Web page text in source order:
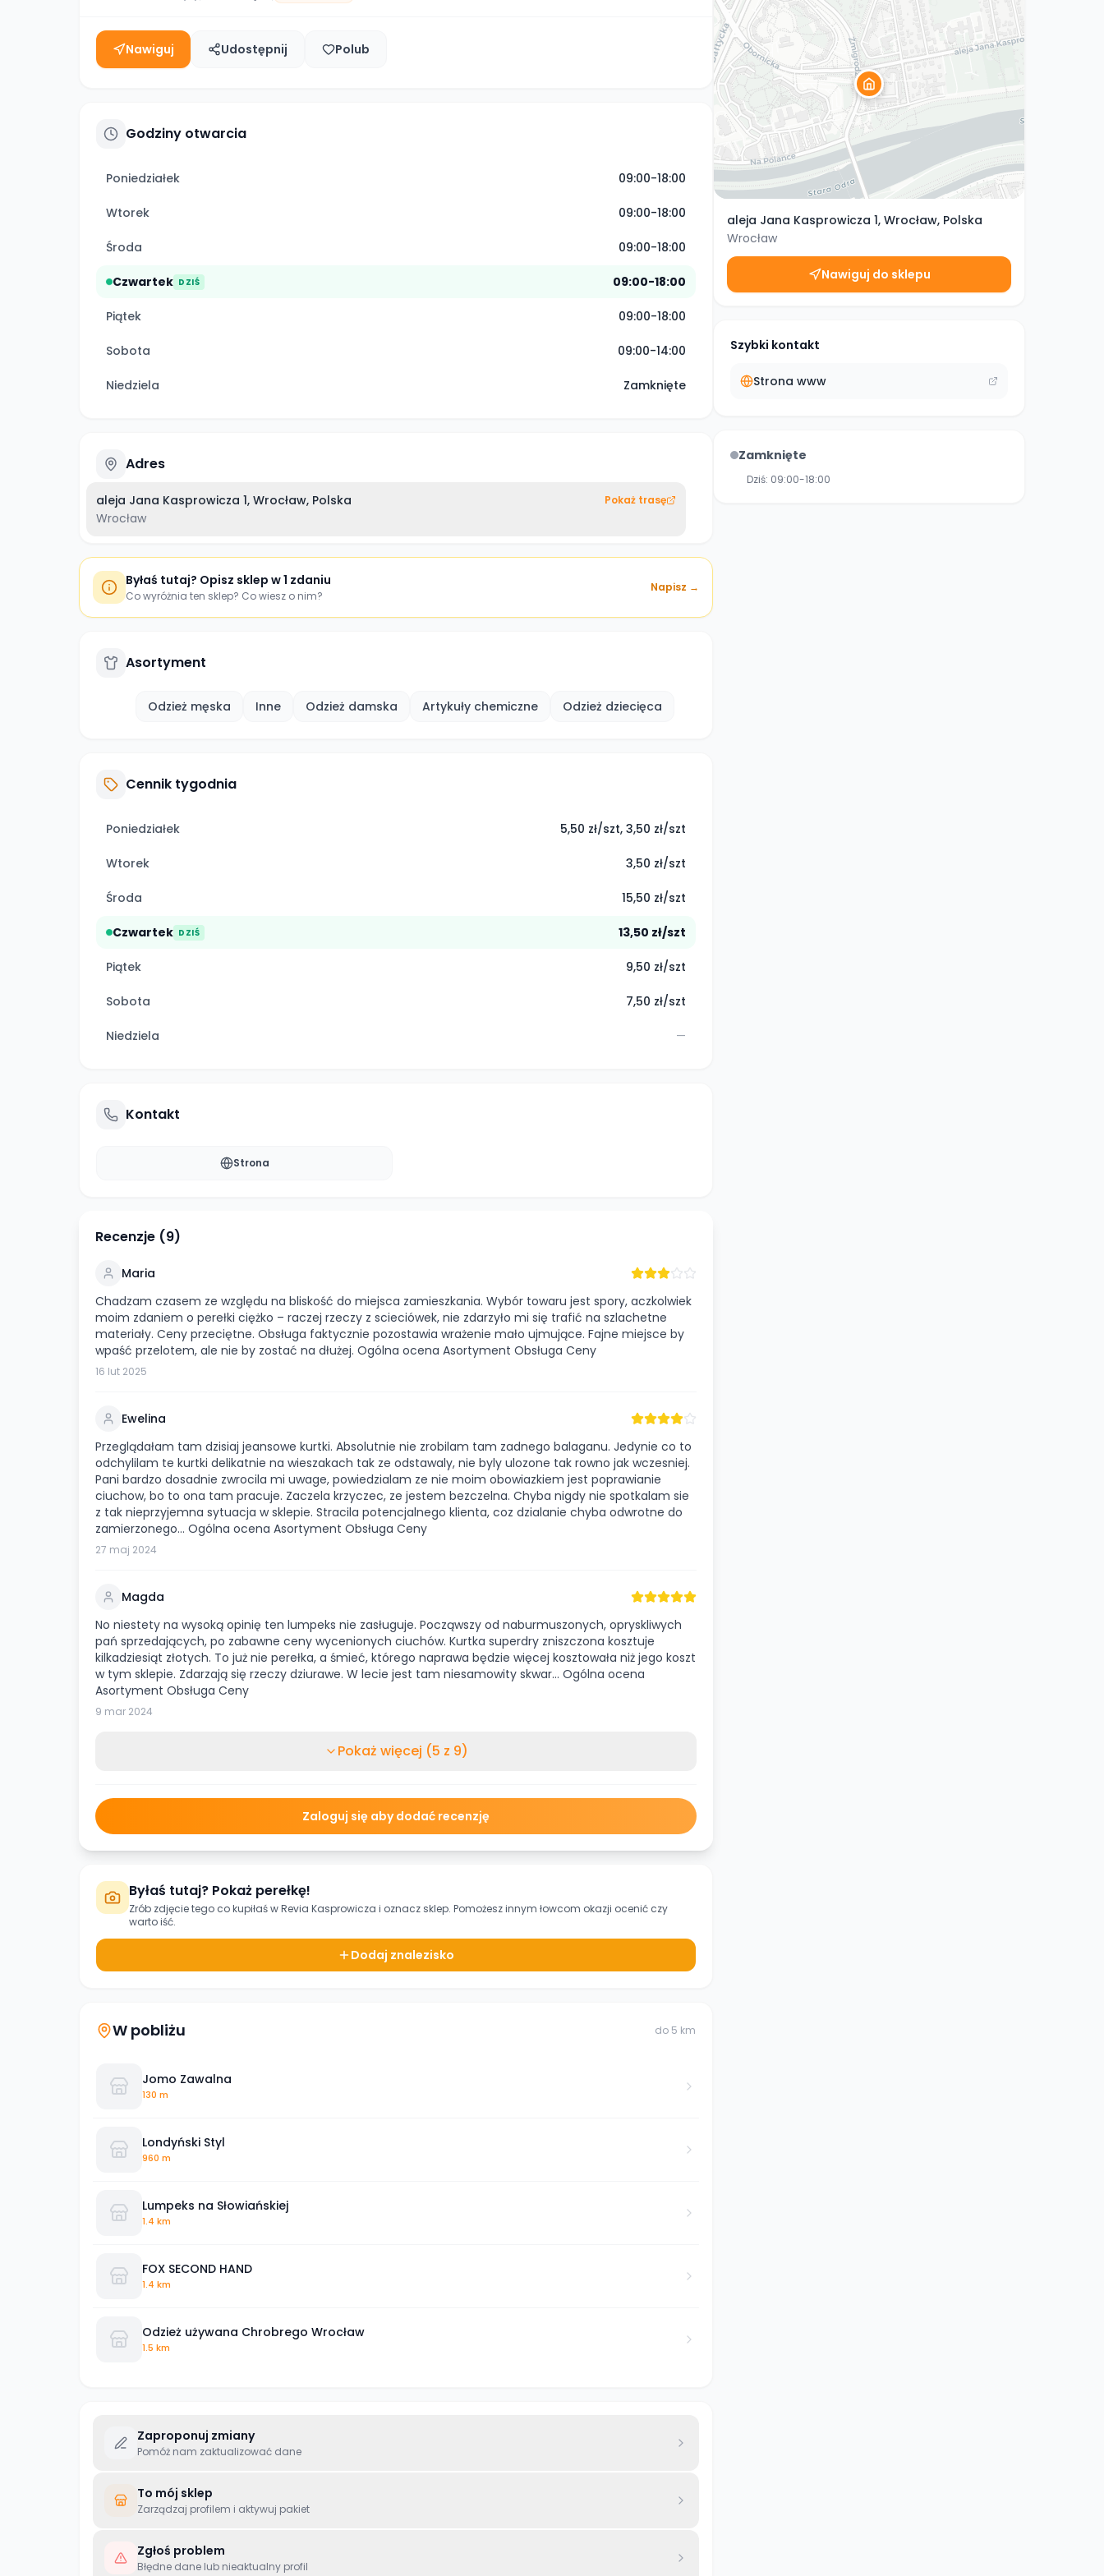
Nawiguj Udostępnij Polub
Godziny otwarcia
Poniedziałek 09:00-18:00
Wtorek 09:00-18:00
Środa 09:00-18:00
Czwartek DZIŚ 09:00-18:00
Piątek 09:00-18:00
Sobota 09:00-14:00
Niedziela Zamknięte
Adres
aleja Jana Kasprowicza 1, Wrocław, Polska
Wrocław
Pokaż trasę
Byłaś tutaj? Opisz sklep w 1 zdaniu
Co wyróżnia ten sklep? Co wiesz o nim?
Napisz →
Asortyment
Odzież męska Inne Odzież damska Artykuły chemiczne Odzież dziecięca
Cennik tygodnia
Poniedziałek 5,50 zł/szt, 3,50 zł/szt
Wtorek 3,50 zł/szt
Środa 15,50 zł/szt
Czwartek DZIŚ 13,50 zł/szt
Piątek 9,50 zł/szt
Sobota 7,50 zł/szt
Niedziela —
Kontakt
Strona
Recenzje (9)
Maria
Chadzam czasem ze względu na bliskość do miejsca zamieszkania. Wybór towaru jest spory, aczkolwiek
moim zdaniem o perełki ciężko – raczej rzeczy z scieciówek, nie zdarzyło mi się trafić na szlachetne
materiały. Ceny przeciętne. Obsługa faktycznie pozostawia wrażenie mało ujmujące. Fajne miejsce by
wpaść przelotem, ale nie by zostać na dłużej. Ogólna ocena Asortyment Obsługa Ceny
16 lut 2025
Ewelina
Przeglądałam tam dzisiaj jeansowe kurtki. Absolutnie nie zrobilam tam zadnego balaganu. Jedynie co to
odchylilam te kurtki delikatnie na wieszakach tak ze odstawaly, nie byly ulozone tak rowno jak wczesniej.
Pani bardzo dosadnie zwrocila mi uwage, powiedzialam ze nie moim obowiazkiem jest poprawianie
ciuchow, bo to ona tam pracuje. Zaczela krzyczec, ze jestem bezczelna. Chyba nigdy nie spotkalam sie
z tak nieprzyjemna sytuacja w sklepie. Stracila potencjalnego klienta, coz dzialanie chyba odwrotne do
zamierzonego… Ogólna ocena Asortyment Obsługa Ceny
27 maj 2024
Magda
No niestety na wysoką opinię ten lumpeks nie zasługuje. Począwszy od naburmuszonych, opryskliwych
pań sprzedających, po zabawne ceny wycenionych ciuchów. Kurtka superdry zniszczona kosztuje
kilkadziesiąt złotych. To już nie perełka, a śmieć, którego naprawa będzie więcej kosztowała niż jego koszt
w tym sklepie. Zdarzają się rzeczy dziurawe. W lecie jest tam niesamowity skwar… Ogólna ocena
Asortyment Obsługa Ceny
9 mar 2024
Pokaż więcej (5 z 9)
Zaloguj się aby dodać recenzję
Byłaś tutaj? Pokaż perełkę!
Zrób zdjęcie tego co kupiłaś wRevia Kasprowicza i oznacz sklep. Pomożesz innym łowcom okazji ocenić czy
warto iść.
Dodaj znalezisko
W pobliżu do 5 km
Jomo Zawalna
130 m
Londyński Styl
960 m
Lumpeks na Słowiańskiej
1.4 km
FOX SECOND HAND
1.4 km
Odzież używana Chrobrego Wrocław
1.5 km
Zaproponuj zmiany
Pomóż nam zaktualizować dane
To mój sklep
Zarządzaj profilem i aktywuj pakiet
Zgłoś problem
Błędne dane lub nieaktualny profil
aleja Jana Kasprowicza 1, Wrocław, Polska
Wrocław
Nawiguj do sklepu
Szybki kontakt
Strona www
Zamknięte
Dziś: 09:00-18:00